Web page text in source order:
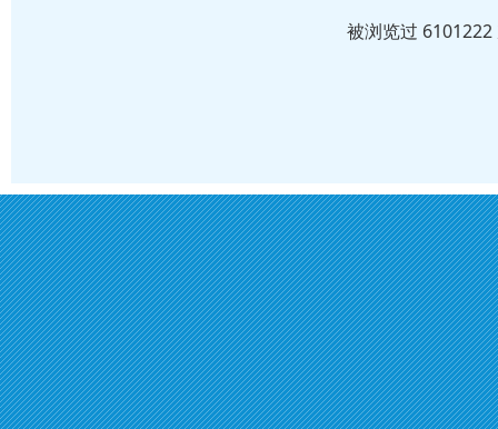
被浏览过